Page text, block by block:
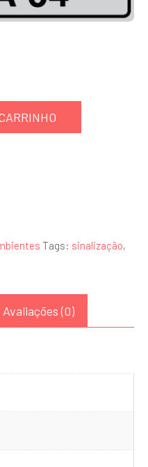
Tags: sinalização,
Avaliações (0)